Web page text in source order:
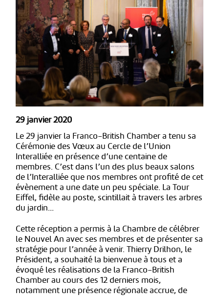
29 janvier 2020
Le 29 janvier la Franco-British Chamber a tenu sa
Cérémonie des Vœux au Cercle de l’Union
Interalliée en présence d’une centaine de
membres. C’est dans l’un des plus beaux salons
de l’Interalliée que nos membres ont profité de cet
évènement a une date un peu spéciale. La Tour
Eiffel, fidèle au poste, scintillait à travers les arbres
du jardin…
Cette réception a permis à la Chambre de célébrer
le Nouvel An avec ses membres et de présenter sa
stratégie pour l’année à venir. Thierry Drilhon, le
Président, a souhaité la bienvenue à tous et a
évoqué les réalisations de la Franco-British
Chamber au cours des 12 derniers mois,
notamment une présence régionale accrue, de